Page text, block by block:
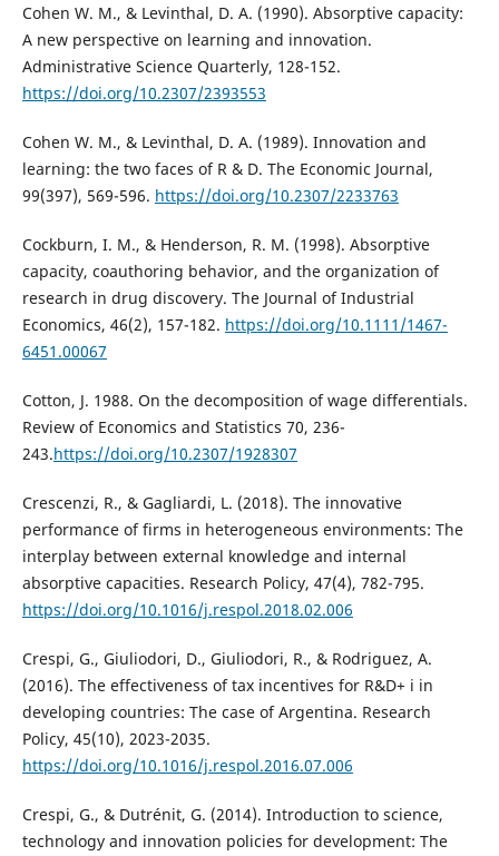
Cohen W. M., & Levinthal, D. A. (1990). Absorptive capacity:
A new perspective on learning and innovation.
Administrative Science Quarterly, 128-152.
https://doi.org/10.2307/2393553
Cohen W. M., & Levinthal, D. A. (1989). Innovation and
learning: the two faces of R & D. The Economic Journal,
99(397), 569-596. https://doi.org/10.2307/2233763
Cockburn, I. M., & Henderson, R. M. (1998). Absorptive
capacity, coauthoring behavior, and the organization of
research in drug discovery. The Journal of Industrial
Economics, 46(2), 157-182. https://doi.org/10.1111/1467-
6451.00067
Cotton, J. 1988. On the decomposition of wage differentials.
Review of Economics and Statistics 70, 236-
243.https://doi.org/10.2307/1928307
Crescenzi, R., & Gagliardi, L. (2018). The innovative
performance of firms in heterogeneous environments: The
interplay between external knowledge and internal
absorptive capacities. Research Policy, 47(4), 782-795.
https://doi.org/10.1016/j.respol.2018.02.006
Crespi, G., Giuliodori, D., Giuliodori, R., & Rodriguez, A.
(2016). The effectiveness of tax incentives for R&D+ i in
developing countries: The case of Argentina. Research
Policy, 45(10), 2023-2035.
https://doi.org/10.1016/j.respol.2016.07.006
Crespi, G., & Dutrénit, G. (2014). Introduction to science,
technology and innovation policies for development: The